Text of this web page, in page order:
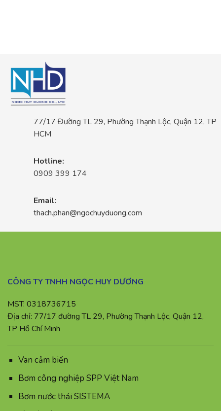
77/17 Đường TL 29, Phường Thạnh Lộc, Quận 12, TP
HCM
Hotline:
0909 399 174
Email:
thach.phan@ngochuyduong.com
CÔNG TY TNHH NGỌC HUY DƯƠNG
MST: 0318736715
Địa chỉ: 77/17 đường TL 29, Phường Thạnh Lộc, Quận 12,
TP Hồ Chí Minh
Van cảm biến
Bơm công nghiệp SPP Việt Nam
Bơm nước thải SISTEMA